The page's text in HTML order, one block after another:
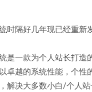
时隔好几年现已经重新
是一款为个人站长打造
卓越的系统性能，个性
解决大多数小白/个人